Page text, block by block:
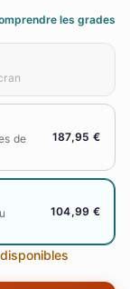
les grades
de
187,95 €
104,99 €
disponibles